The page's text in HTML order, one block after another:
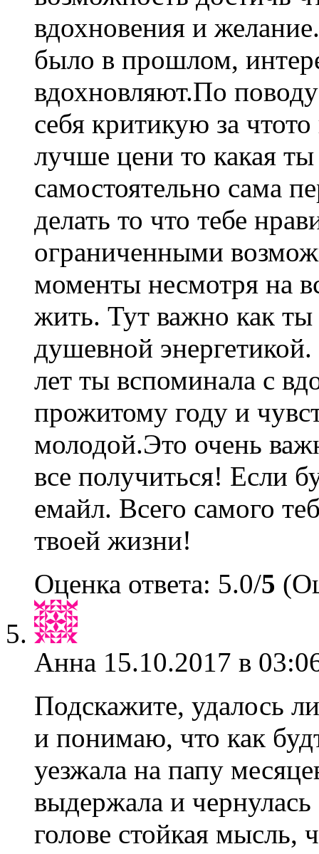
вдохновения и
было в прошлом,
вдохновляют.По
себя критикую за
лучше цени то какая
самостоятельно сама
делать то что тебе
ограниченными
моменты несмотря на
жить. Тут важно как
душевной
лет ты вспоминала с
прожитому году и
молодой.Это очень
все получиться! Если
емайл. Всего самого
твоей жизни!
Оценка ответа: 5.0/5
Анна 15.10.2017 в
Подскажите, удалось
и понимаю, что как
уезжала на папу
выдержала и
голове стойкая мысль,